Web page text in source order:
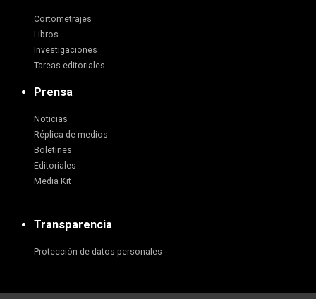
Cortometrajes
Libros
Investigaciones
Tareas editoriales
Prensa
Noticias
Réplica de medios
Boletines
Editoriales
Media Kit
Transparencia
Protección de datos personales